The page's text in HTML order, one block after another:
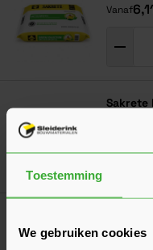
Toestemming
We gebruiken cookies
Vanaf
Vanaf